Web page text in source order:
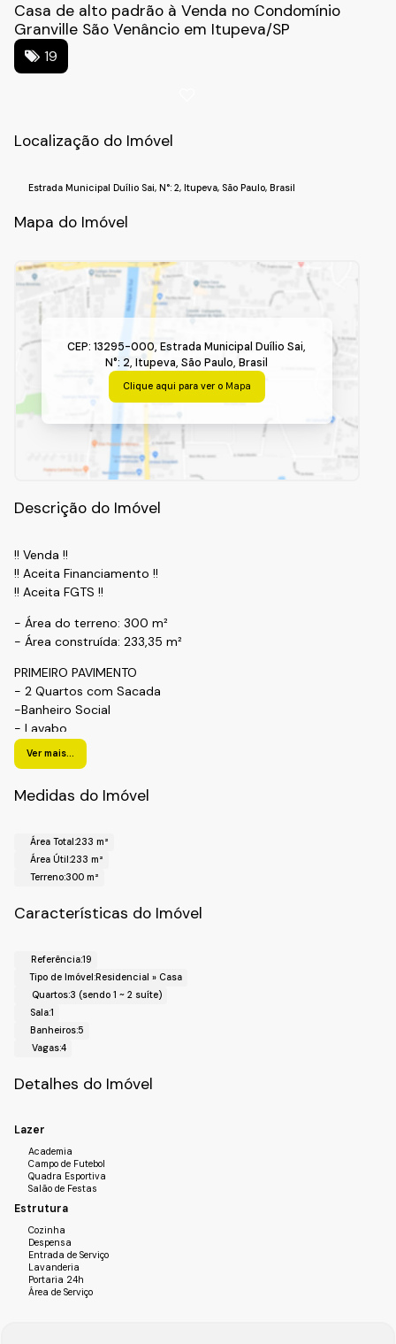
Casa de alto padrão à Venda no Condomínio
Granville São Venâncio em Itupeva/SP
19
Localização do Imóvel
Estrada Municipal Duílio Sai,N°: 2,Itupeva, São Paulo,Brasil
Mapa do Imóvel
CEP: 13295-000,Estrada Municipal Duílio Sai,
N°: 2,Itupeva,São Paulo,Brasil
Clique aqui para ver o Mapa
Descrição do Imóvel
!! Venda !!
!! Aceita Financiamento !!
!! Aceita FGTS !!
- Área do terreno: 300 m²
- Área construída: 233,35 m²
PRIMEIRO PAVIMENTO
- 2 Quartos com Sacada
-Banheiro Social
- Lavabo
- Cozinha Integrada com a Sala
- Garagem para 2 Carros
- Suíte Master
- Closet
- Sacada
- Área Gourmet
- Área de serviços
- Banheiro Piscina
- Lavanderia
- Piscina
- Quartinho para Guarda Materiais Piscina
- Portaria 24h;
!! Localização !!
Bairro:Jardim Primavera
Cidade:Itupeva-SP,
Ver mais...
Medidas do Imóvel
Área Total:233 m²
Área Útil:233 m²
Terreno:300 m²
Características do Imóvel
Referência:19
Tipo de Imóvel:Residencial » Casa
Quartos:3 (sendo 1 ~ 2 suíte)
Sala:1
Banheiros:5
Vagas:4
Detalhes do Imóvel
Lazer
Academia
Campo de Futebol
Quadra Esportiva
Salão de Festas
Estrutura
Cozinha
Despensa
Entrada de Serviço
Lavanderia
Portaria 24h
Área de Serviço